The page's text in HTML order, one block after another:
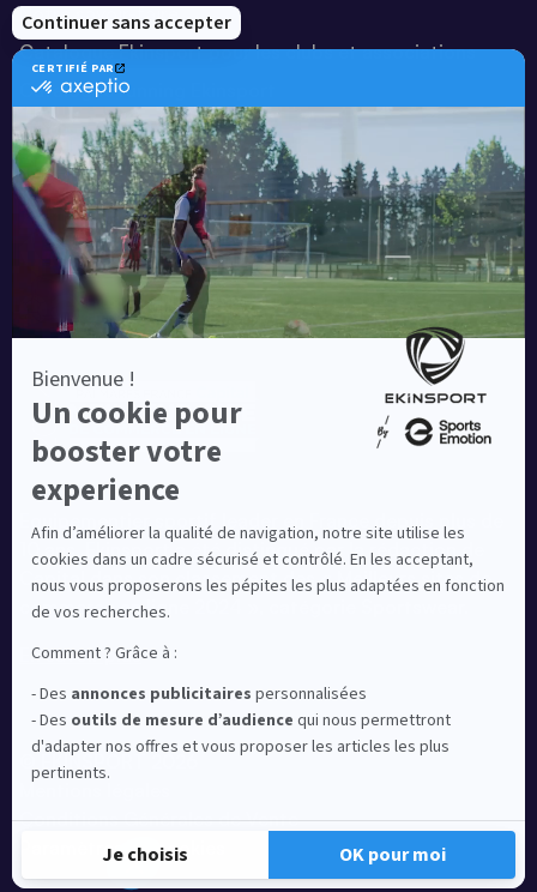
Notre savoir-faire
Catalogue Ekinsport pour les clubs et associations
Catalogue running Ekinsport
Blog
Une société de :
Equipementier sportif leader en France depuis plus de
10 ans, Ekinsport a été distingué par la rédaction de
Capital dans son classement des « Meilleurs sites de
commerce en ligne 2024 », catégorie Sportswear.
En savoir plus
© EKINSPORT 2026
Conditions Générales de Vente
Paramètres de cookies